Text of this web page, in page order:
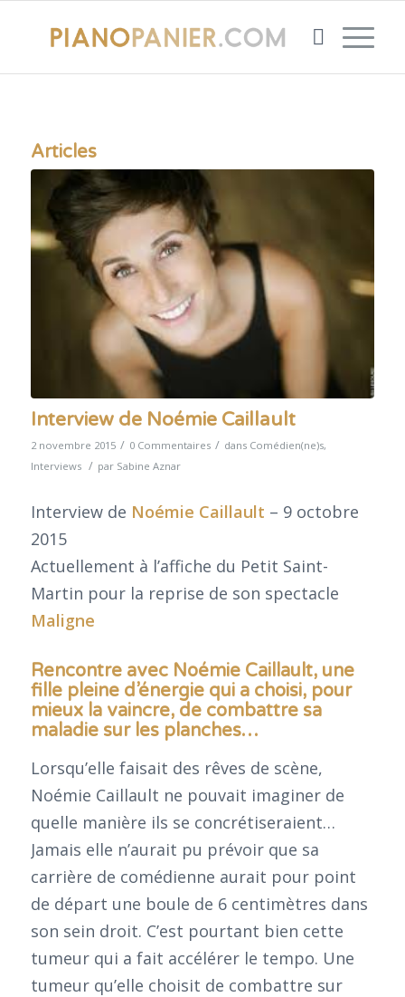
Articles
Interview de Noémie Caillault
2 novembre 2015 / 0 Commentaires / dans Comédien(ne)s,
Interviews / par Sabine Aznar
Interview de Noémie Caillault – 9 octobre
2015
Actuellement à l’affiche du Petit Saint-
Martin pour la reprise de son spectacle
Maligne
Rencontre avec Noémie Caillault, une
fille pleine d’énergie qui a choisi, pour
mieux la vaincre, de combattre sa
maladie sur les planches…
Lorsqu’elle faisait des rêves de scène,
Noémie Caillault ne pouvait imaginer de
quelle manière ils se concrétiseraient…
Jamais elle n’aurait pu prévoir que sa
carrière de comédienne aurait pour point
de départ une boule de 6 centimètres dans
son sein droit. C’est pourtant bien cette
tumeur qui a fait accélérer le tempo. Une
tumeur qu’elle choisit de combattre sur